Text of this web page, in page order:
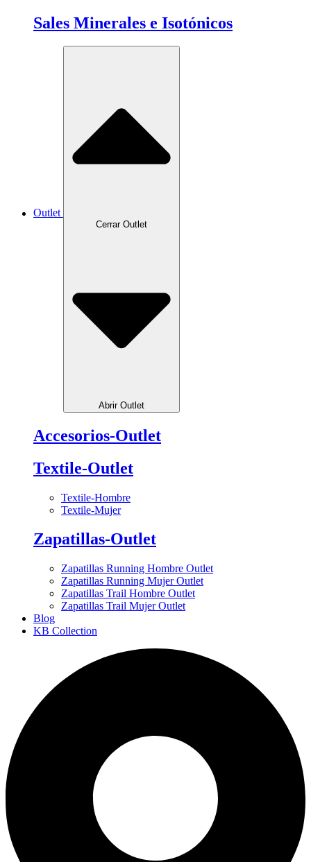
Sales Minerales e Isotónicos
Outlet
Cerrar Outlet
Abrir Outlet
Accesorios-Outlet
Textile-Outlet
Textile-Hombre
Textile-Mujer
Zapatillas-Outlet
Zapatillas Running Hombre Outlet
Zapatillas Running Mujer Outlet
Zapatillas Trail Hombre Outlet
Zapatillas Trail Mujer Outlet
Blog
KB Collection